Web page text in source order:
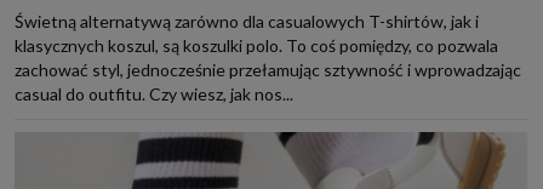
Świetną alternatywą zarówno dla casualowych T-shirtów, jak i
klasycznych koszul, są koszulki polo. To coś pomiędzy, co pozwala
zachować styl, jednocześnie przełamując sztywność i wprowadzając
casual do outfitu. Czy wiesz, jak nos...